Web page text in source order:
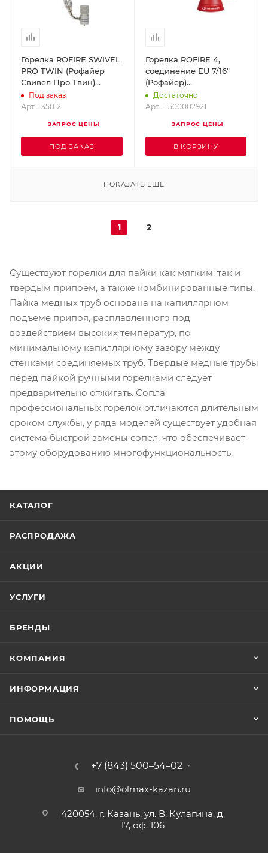
Горелка ROFIRE SWIVEL
PRO TWIN (Рофайер
Свивел Про Твин)
ROTHENBERGER 35012
Под заказ
Арт. : 35012
ЗАПРОС ЦЕНЫ
ПОД ЗАКАЗ
Горелка ROFIRE 4,
соединение EU 7/16"
(Рофайер)
ROTHENBERGER
1500002921
Достаточно
Арт. : 1500002921
ЗАПРОС ЦЕНЫ
В КОРЗИНУ
ПОКАЗАТЬ ЕЩЕ
1 2
Существуют горелки для пайки как мягким, так и
твердым припоем, а также комбинированные типы.
Пайка медных труб основана на капиллярном
подъеме припоя, расплавленного под
воздействием высоких температур, по
минимальному капиллярному зазору между
стенками соединяемых труб. Твердые медные трубы
перед пайкой ручными горелками следует
предварительно отжигать. Сопла
профессиональных горелок отличаются длительным
сроком службы, у ряда моделей существует удобная
система быстрой замены сопел, что обеспечивает
этому оборудованию многофункциональность.
КАТАЛОГ
РАСПРОДАЖА
АКЦИИ
УСЛУГИ
БРЕНДЫ
КОМПАНИЯ
ИНФОРМАЦИЯ
ПОМОЩЬ
+7 (843) 500–54–02
info@olmax-kazan.ru
420054, г. Казань, ул. В. Кулагина, д.
17, оф. 106